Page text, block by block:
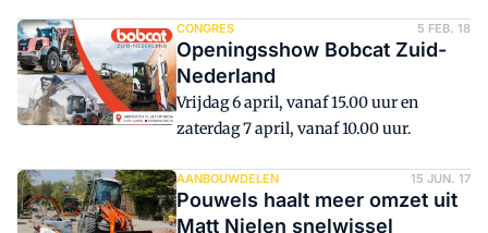
Breda. Daarom organiseert het bedrijf
een jubileum- en openingsshow op 6 en
7 april.
CONGRES 5 FEB. 18
Openingsshow Bobcat Zuid-
Nederland
Vrijdag 6 april, vanaf 15.00 uur en
zaterdag 7 april, vanaf 10.00 uur.
AANBOUWDELEN 15 JUN. 17
Pouwels haalt meer omzet uit
Matt Nielen snelwissel